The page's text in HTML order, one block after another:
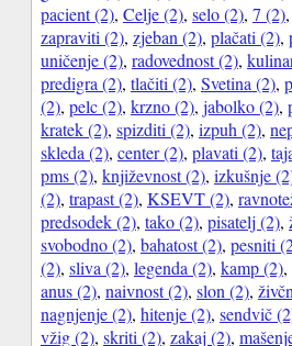
pacient (2), Celje (2), selo (2), 7 (2)
zapraviti (2), zjeban (2), plačati (2),
uničenje (2), radovednost (2),
predigra (2), tlačiti (2), Svetina (2),
(2), pelc (2), krzno (2), jabolko (2),
kratek (2), spizditi (2), izpuh (2),
skleda (2), center (2), plavati (2),
pms (2), književnost (2), izkušnje
(2), trapast (2), KSEVT (2),
predsodek (2), tako (2), pisatelj (2),
svobodno (2), bahatost (2), pesniti
(2), sliva (2), legenda (2), kamp (2),
anus (2), naivnost (2), slon (2),
nagnjenje (2), hitenje (2), sendvič
vžig (2), skriti (2), zakaj (2),